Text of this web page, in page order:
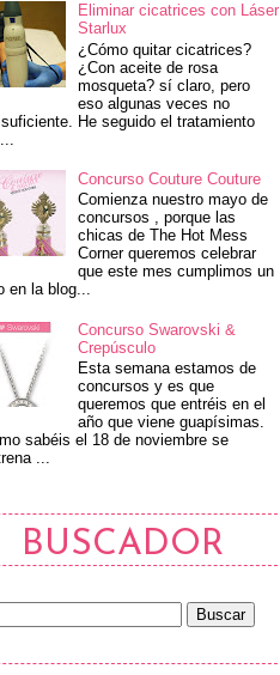
Eliminar cicatrices con Láser
Starlux
¿Cómo quitar cicatrices?
¿Con aceite de rosa
mosqueta? sí claro, pero
eso algunas veces no
He seguido el tratamiento
Concurso Couture Couture
Comienza nuestro mayo de
concursos , porque las
chicas de The Hot Mess
Corner queremos celebrar
que este mes cumplimos un
en la blog...
Concurso Swarovski &
Crepúsculo
Esta semana estamos de
concursos y es que
queremos que entréis en el
año que viene guapísimas.
sabéis el 18 de noviembre se
...
BUSCADOR